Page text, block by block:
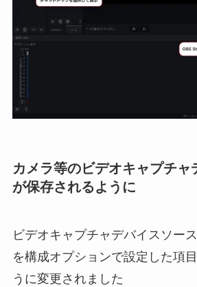
カメラ等のビデオキャプチャ
が保存されるように
ビデオキャプチャデバイスソー
を構成オプションで設定した項
うに変更されました